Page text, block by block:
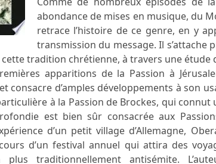
abondance de mises en musique, du
retrace l’histoire de ce genre, en y
transmission du message. Il
tradition chrétienne, à travers une
apparitions de la Passion à
consacre d’amples développements à son
à la Passion de Brockes, qui
est bien sûr consacrée aux
d’un petit village d’Allemagne,
d’un festival annuel qui attira des
plus traditionnellement antisémite.